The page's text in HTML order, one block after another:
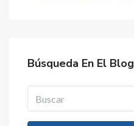
Búsqueda En El Blog